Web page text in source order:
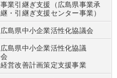
事業引継ぎ支援（広島県事業承
継・引継ぎ支援センター事業）
広島県中小企業活性化協議会
広島県中小企業活性化協議
会
経営改善計画策定支援事業